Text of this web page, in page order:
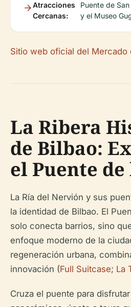
Atracciones
Cercanas:
Puente de
y el Museo
Sitio web oficial del Mercado
La Ribera
de Bilbao:
el Puente
La Ría del Nervión y sus
la identidad de Bilbao. El
solo conecta barrios, sino
enfoque moderno de la
regeneración urbana,
innovación (Full Suitcase; La
Cruza el puente para